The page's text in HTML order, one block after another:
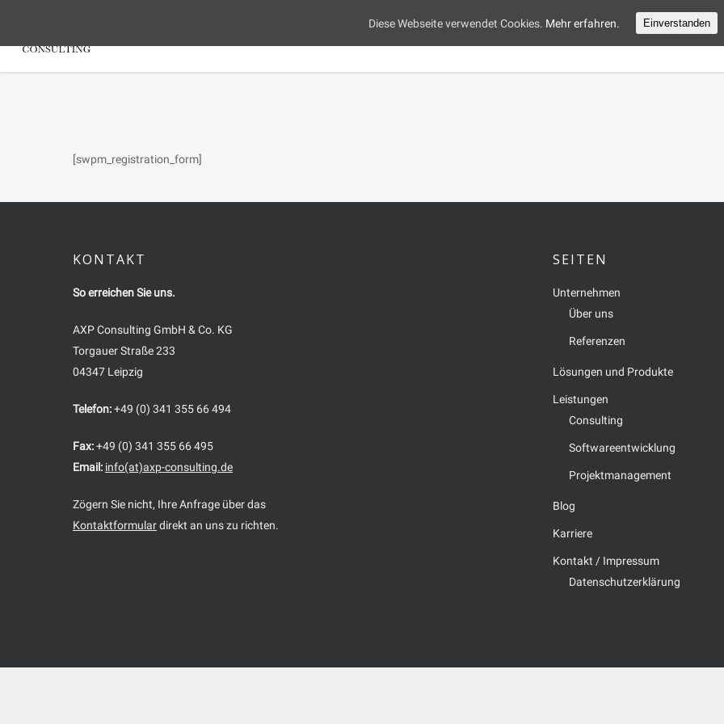
Lösungen und
[swpm_registration_form]
KONTAKT
So erreichen Sie uns.
AXP Consulting GmbH & Co. KG
Torgauer Straße 233
04347 Leipzig
Telefon:+49 (0) 341 355 66 494
Fax:+49 (0) 341 355 66 495
Email: info(at)axp-consulting.de
Zögern Sie nicht, Ihre Anfrage über das
Kontaktformulardirekt an uns zu richten.
SEITEN
Unternehmen
Über uns
Referenzen
Lösungen und Produkte
Leistungen
Consulting
Softwareentwicklung
Projektmanagement
Blog
Karriere
Kontakt / Impressum
Datenschutzerklärung
Diese Webseite verwendet Cookies. Mehr erfahren. Einverstanden